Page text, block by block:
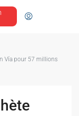
Vía pour 57 millions